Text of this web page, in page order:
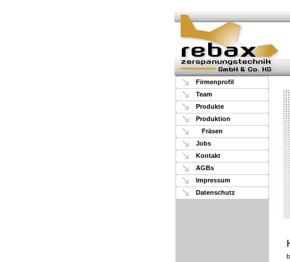
Firmenprofil
Team
Produkte
Produktion
Fräsen
Jobs
Kontakt
AGBs
Impressum
Datenschutz